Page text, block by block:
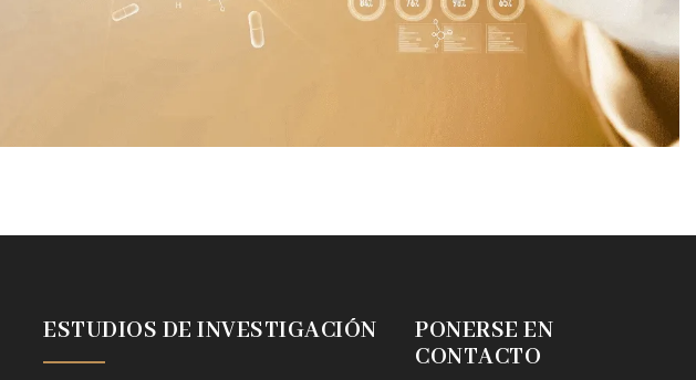
ESTUDIOS DE INVESTIGACIÓN
PONERSE EN
CONTACTO